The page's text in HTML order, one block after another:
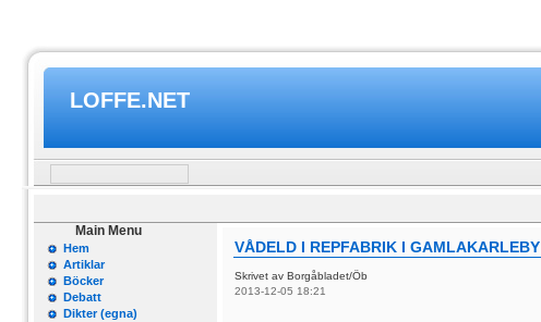
LOFFE.NET
Main Menu
Hem
Artiklar
Böcker
Debatt
Dikter (egna)
VÅDELD I REPFABRIK I GAMLAKARLEBY
Skrivet av Borgåbladet/Öb
2013-12-05 18:21